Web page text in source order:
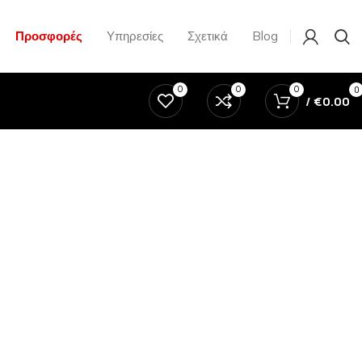
Προσφορές Υπηρεσίες Σχετικά Blog
0 0 0 0
/€0.00